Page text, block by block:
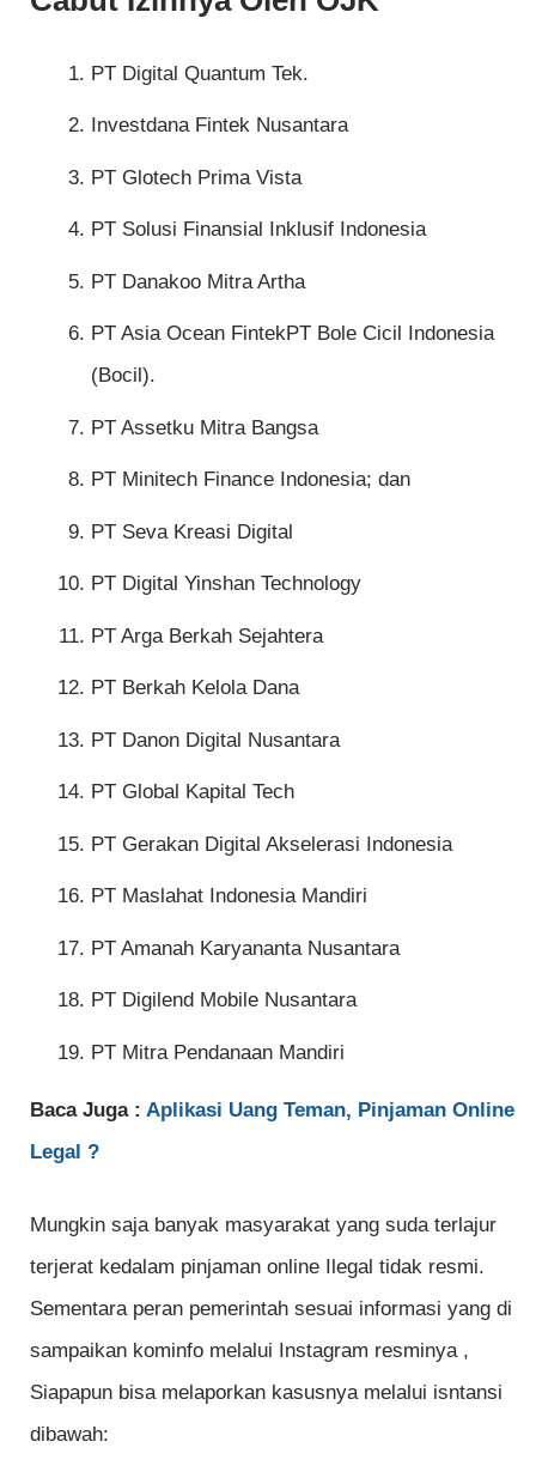
PT Digital Quantum Tek.
Investdana Fintek Nusantara
PT Glotech Prima Vista
PT Solusi Finansial Inklusif Indonesia
PT Danakoo Mitra Artha
PT Asia Ocean FintekPT Bole Cicil Indonesia
(Bocil).
PT Assetku Mitra Bangsa
PT Minitech Finance Indonesia; dan
PT Seva Kreasi Digital
PT Digital Yinshan Technology
PT Arga Berkah Sejahtera
PT Berkah Kelola Dana
PT Danon Digital Nusantara
PT Global Kapital Tech
PT Gerakan Digital Akselerasi Indonesia
PT Maslahat Indonesia Mandiri
PT Amanah Karyananta Nusantara
PT Digilend Mobile Nusantara
PT Mitra Pendanaan Mandiri
Baca Juga : Aplikasi Uang Teman, Pinjaman Online
Legal ?
Mungkin saja banyak masyarakat yang suda terlajur
terjerat kedalam pinjaman online Ilegal tidak resmi.
Sementara peran pemerintah sesuai informasi yang di
sampaikan kominfo melalui Instagram resminya ,
Siapapun bisa melaporkan kasusnya melalui isntansi
dibawah: